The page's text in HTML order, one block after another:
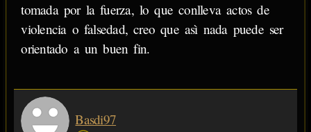
tomada por la fuerza, lo que conlleva actos de
violencia o falsedad, creo que asì nada puede ser
orientado a un buen fin.
Basdi97